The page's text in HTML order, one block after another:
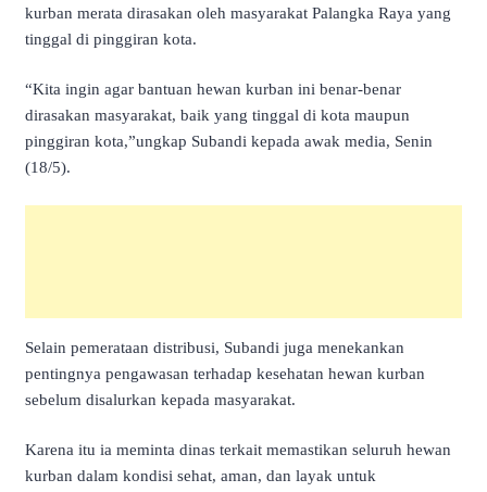
kurban merata dirasakan oleh masyarakat Palangka Raya yang
tinggal di pinggiran kota.
“Kita ingin agar bantuan hewan kurban ini benar-benar
dirasakan masyarakat, baik yang tinggal di kota maupun
pinggiran kota,”ungkap Subandi kepada awak media, Senin
(18/5).
Selain pemerataan distribusi, Subandi juga menekankan
pentingnya pengawasan terhadap kesehatan hewan kurban
sebelum disalurkan kepada masyarakat.
Karena itu ia meminta dinas terkait memastikan seluruh hewan
kurban dalam kondisi sehat, aman, dan layak untuk